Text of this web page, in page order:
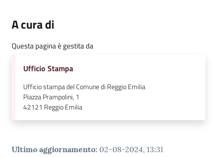
A cura di
Questa pagina è gestita da
Ufficio Stampa
Ufficio stampa del Comune di Reggio Emilia
Piazza Prampolini, 1
42121 Reggio Emilia
Ultimo aggiornamento: 02-08-2024, 13:31